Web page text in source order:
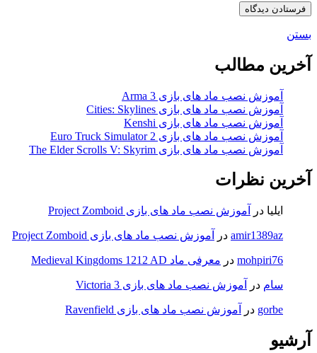
بستن
آخرین مطالب
آموزش نصب ماد های بازی Arma 3
آموزش نصب ماد های بازی Cities: Skylines
آموزش نصب ماد های بازی Kenshi
آموزش نصب ماد های بازی Euro Truck Simulator 2
آموزش نصب ماد های بازی The Elder Scrolls V: Skyrim
آخرین نظرات
ایلیا در آموزش نصب ماد های بازی Project Zomboid
amir1389az در آموزش نصب ماد های بازی Project Zomboid
mohpiri76 در معرفی ماد Medieval Kingdoms 1212 AD
سام در آموزش نصب ماد های بازی Victoria 3
gorbe در آموزش نصب ماد های بازی Ravenfield
آرشیو